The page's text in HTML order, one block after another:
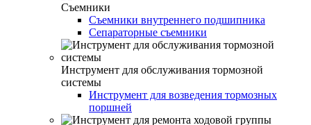
Съемники
Съемники внутреннего подшипника
Сепараторные съемники
Инструмент для обслуживания тормозной
системы
Инструмент для возведения тормозных
поршней